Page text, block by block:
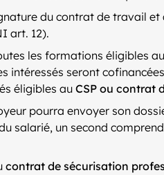
du contrat de travail
art. 12).
les formations éligibles
intéressés seront
éligibles au CSP ou contrat
pourra envoyer son
salarié, un second
contrat de sécurisation